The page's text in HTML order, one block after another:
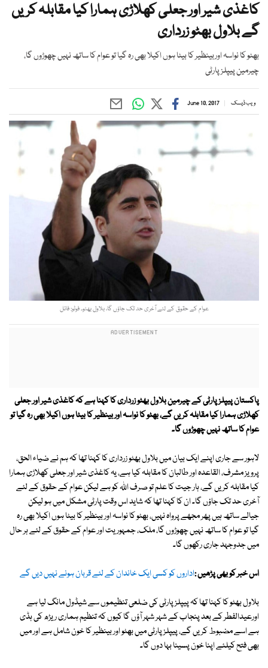
کاغذی شیر اور جعلی کهلاڑی ہمارا کیا مقابلہ کریں
گے بلاول بهٹو زرداری
بهٹو کا نواسہ اوربینظیر کا بیٹا ہوں اکیلا بهی رہ گیا تو عوام کا ساتھ نہیں چهوڑوں گا،
چیرمین پیپلزپارٹی
ویب ڈیسک June 10, 2017
عوام کے حقوق کے لئے آخری حد تک جاؤں گا، بلاول بھٹو۔ فوٹو: فائل
پاکستان پیپلزپارٹی کے چیرمین بلاول بھٹو زرداری کا کہنا ہے کہ کاغذی شیر اور جعلی
کهلاڑی ہمارا کیا مقابلہ کریں گے، بهٹو کا نواسہ اور بینظیر کا بیٹا ہوں اکیلا بهی رہ گیا تو
عوام کا ساتھ نہیں چهوڑوں گا۔
لاہور سے جاری اپنے ایک بیان میں بلاول بھٹو زرداری کا کہنا تھا کہ ہم نے ضیاء الحق،
پرویز مشرف، القاعدہ اور طالبان کا مقابلہ کیا ہے، یہ کاغذی شیر اور جعلی کهلاڑی ہمارا
کیا مقابلہ کریں گے، ہار جیت کا علم تو صرف اللہ کو ہے لیکن عوام کے حقوق کے لئے
آخری حد تک جاؤں گا۔ ان کا کہنا تھا کہ شاید اس وقت پارٹی مشکل میں ہو لیکن
جیالے ساتھ ہیں پھر مجھے پرواہ نہیں، بهٹو کا نواسہ اور بینظیر کا بیٹا ہوں اکیلا بهی رہ
گیا تو عوام کا ساتھ نہیں چهوڑوں گا، ملک، جمہوریت اور عوام کے حقوق کے لئے ہر حال
میں جدوجہد جاری رکهوں گا۔
اس خبر کو بھی پڑھیں :اداروں کو کسی ایک خاندان کے لئے قربان ہونے نہیں دیں گے
بلاول بھٹو کا کہنا تھا کہ پیپلز پارٹی کی ضلعی تنظیموں سے شیڈول مانگ لیا ہے
اورعیدالفطر کے بعد پنجاب کے شہر شہر آؤں گا کیوں کہ تنظیم ہماری ریڑھ کی ہڈی
ہے اسے مضبوط کریں گے، پیپلزپارٹی میں بهٹو اور بینظیر کا خون شامل ہے اور میں
بهی فتح کیلئے اپنا خون پسینا بہا دوں گا۔